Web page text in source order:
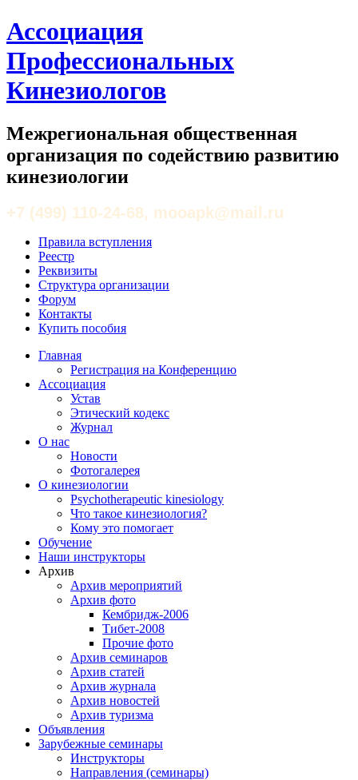
Ассоциация
Профессиональных
Кинезиологов
Межрегиональная общественная
организация по содействию развитию
кинезиологии
+7 (499) 110-24-68, mooapk@mail.ru
Правила вступления
Реестр
Реквизиты
Структура организации
Форум
Контакты
Купить пособия
Главная
Регистрация на Конференцию
Ассоциация
Устав
Этический кодекс
Журнал
О нас
Новости
Фотогалерея
О кинезиологии
Psychotherapeutic kinesiology
Что такое кинезиология?
Кому это помогает
Обучение
Наши инструкторы
Архив
Архив мероприятий
Архив фото
Кембридж-2006
Тибет-2008
Прочие фото
Архив семинаров
Архив статей
Архив журнала
Архив новостей
Архив туризма
Объявления
Зарубежные семинары
Инструкторы
Направления (семинары)